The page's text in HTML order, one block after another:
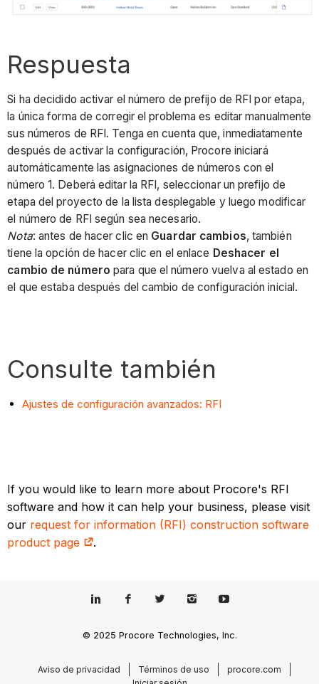
Respuesta
Si ha decidido activar el número de prefijo de RFI por etapa,
la única forma de corregir el problema es editar manualmente
sus números de RFI. Tenga en cuenta que, inmediatamente
después de activar la configuración, Procore iniciará
automáticamente las asignaciones de números con el
número 1. Deberá editar la RFI, seleccionar un prefijo de
etapa del proyecto de la lista desplegable y luego modificar
el número de RFI según sea necesario.
Nota: antes de hacer clic en Guardar cambios, también
tiene la opción de hacer clic en el enlace Deshacer el
cambio de número para que el número vuelva al estado en
el que estaba después del cambio de configuración inicial.
Consulte también
Ajustes de configuración avanzados: RFI
If you would like to learn more about Procore's RFI
software and how it can help your business, please visit
our request for information (RFI) construction software
product page
.
© 2025 Procore Technologies, Inc.
Aviso de privacidad Términos de uso
procore.com